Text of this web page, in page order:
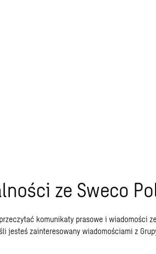
ze Sweco
komunikaty prasowe i wiadomości
jesteś zainteresowany wiadomościami z